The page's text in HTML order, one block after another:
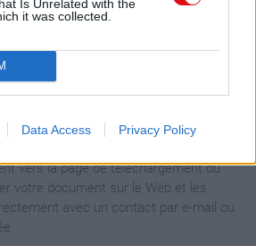
Is Unrelated with the
it was collected.
Data Access Privacy Policy
cette page
vers la page de téléchargement du
votre document sur le Web et les
avec un contact par e-mail ou